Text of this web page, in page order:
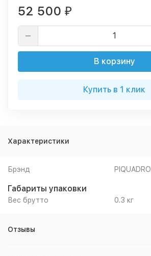
52 500 ₽
В корзину
Купить в 1 клик
Характеристики
Брэнд PIQUADRO
Габариты упаковки
Вес брутто 0.3 кг
Отзывы